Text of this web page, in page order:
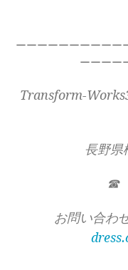
ーーーーーーーーーー
ーーーー
Transform-
長野県
☎
お問い合わ